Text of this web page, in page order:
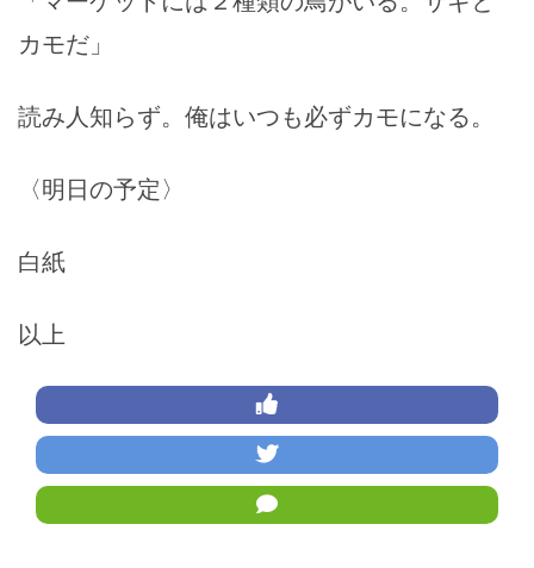
カモだ」
読み人知らず。俺はいつも必ずカモになる。
〈明日の予定〉
白紙
以上